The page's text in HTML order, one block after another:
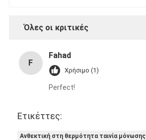
Όλες οι κριτικές
F
Fahad
Χρήσιμο (1)
Perfect!
Ετικέττες:
Ανθεκτική στη θερμότητα ταινία μόνωσης